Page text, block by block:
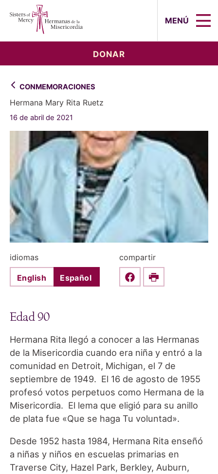
MENÚ
DONAR
CONMEMORACIONES
Hermana Mary Rita Ruetz
16 de abril de 2021
idiomas
English Español
compartir
Share this on Facebook
Print
Edad 90
Hermana Rita llegó a conocer a las Hermanas
de la Misericordia cuando era niña y entró a la
comunidad en Detroit, Michigan, el 7 de
septiembre de 1949. El 16 de agosto de 1955
profesó votos perpetuos como Hermana de la
Misericordia. El lema que eligió para su anillo
de plata fue «Que se haga Tu voluntad».
Desde 1952 hasta 1984, Hermana Rita enseñó
a niñas y niños en escuelas primarias en
Traverse City, Hazel Park, Berkley, Auburn,